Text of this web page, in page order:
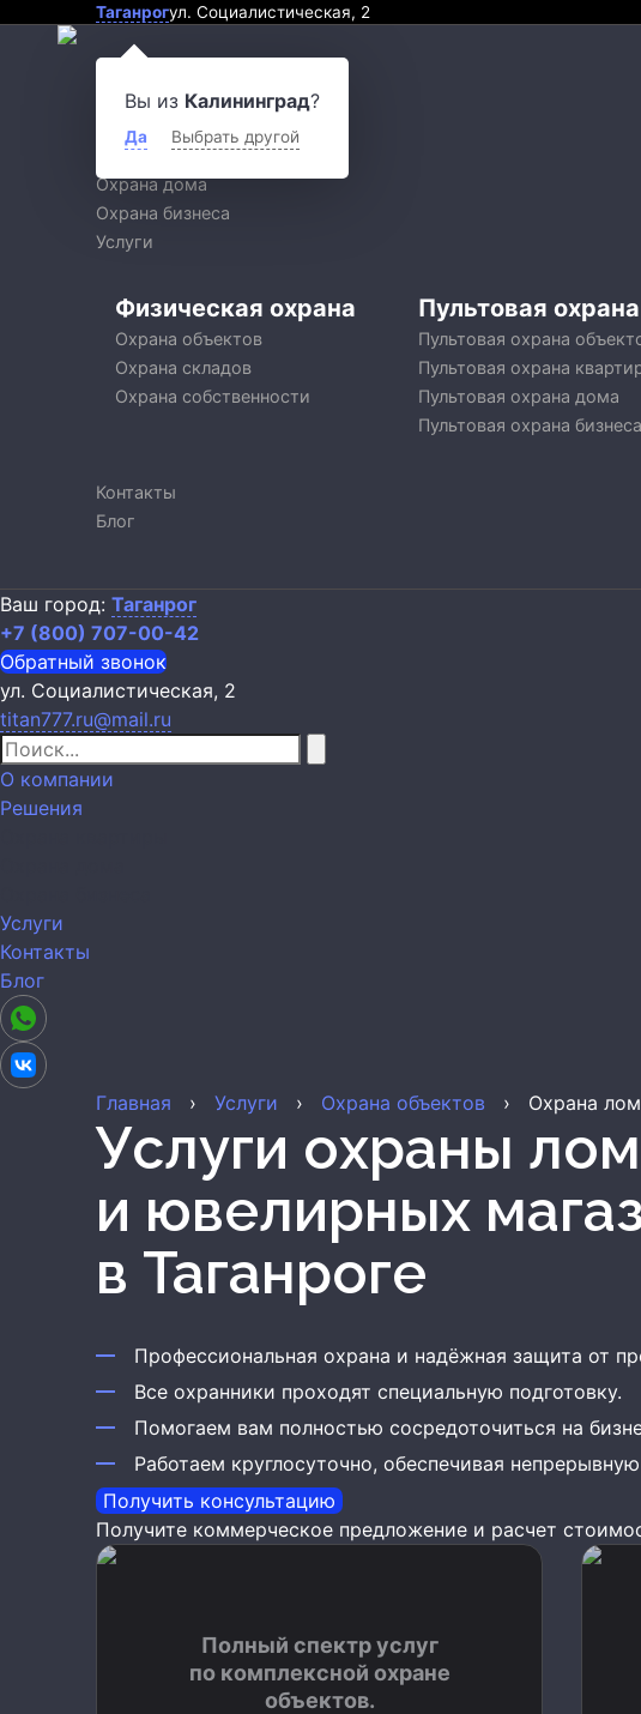
Таганрог
Вы из Калининград?
Да Выбрать другой
ул. Социалистическая, 2
О компании
Решения
Охрана квартиры
Охрана дома
Охрана бизнеса
Услуги
Физическая охрана
Охрана объектов
Охрана складов
Охрана собственности
Пультовая охрана
Пультовая охрана
Пультовая охрана
Пультовая охрана дома
Пультовая охрана бизнеса
Контакты
Блог
Ваш город: Таганрог
+7 (800) 707-00-42
Обратный звонок
ул. Социалистическая, 2
titan777.ru@mail.ru
О компании
Решения
Услуги
Контакты
Блог
Главная › Услуги › Охрана объектов › Охрана
Услуги охраны ломбардов
и ювелирных
в Таганроге
Профессиональная охрана и надёжная защита от
Все охранники проходят специальную подготовку.
Помогаем вам полностью сосредоточиться на
Работаем круглосуточно, обеспечивая
Получить консультацию
Получите коммерческое предложение и расчет
Полный спектр услуг
по комплексной охране
объектов.